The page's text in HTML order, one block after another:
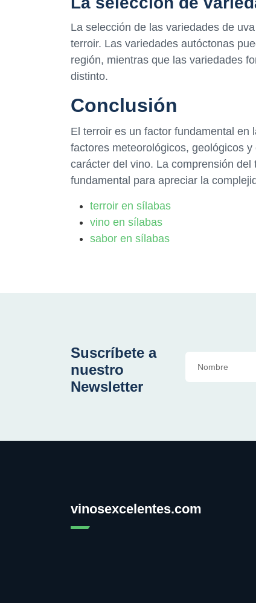
La selección de las variedades de
terroir. Las variedades autóctonas
región, mientras que las variedades
distinto.
Conclusión
El terroir es un factor fundamental en
factores meteorológicos, geológicos
carácter del vino. La comprensión
fundamental para apreciar la
terroir en sílabas
vino en sílabas
sabor en sílabas
Suscríbete a
nuestro
Newsletter
vinosexcelentes.com